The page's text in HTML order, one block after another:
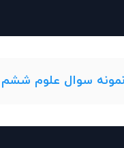
نمونه سوال علوم